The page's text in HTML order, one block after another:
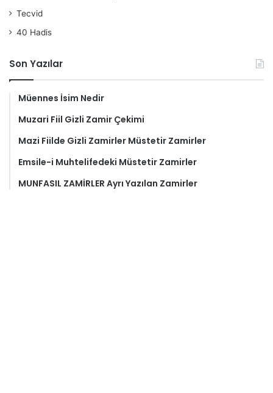
Tecvid
40 Hadis
Son Yazılar
Müennes İsim Nedir
Muzari Fiil Gizli Zamir Çekimi
Mazi Fiilde Gizli Zamirler Müstetir Zamirler
Emsile-i Muhtelifedeki Müstetir Zamirler
MUNFASIL ZAMİRLER Ayrı Yazılan Zamirler